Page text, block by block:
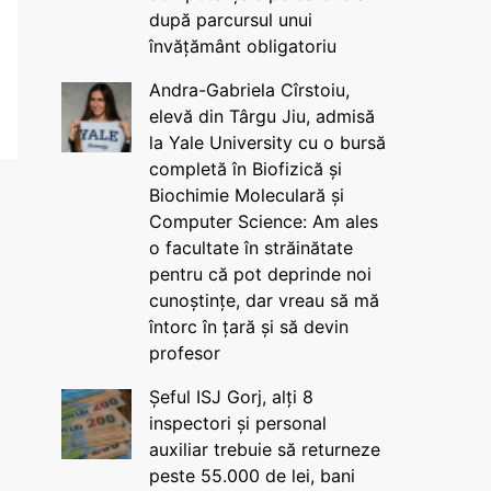
după parcursul unui
învățământ obligatoriu
Andra-Gabriela Cîrstoiu,
elevă din Târgu Jiu, admisă
la Yale University cu o bursă
completă în Biofizică și
Biochimie Moleculară și
Computer Science: Am ales
o facultate în străinătate
pentru că pot deprinde noi
cunoștințe, dar vreau să mă
întorc în țară și să devin
profesor
Șeful ISJ Gorj, alți 8
inspectori și personal
auxiliar trebuie să returneze
peste 55.000 de lei, bani